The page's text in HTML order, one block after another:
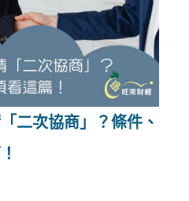
二次協商」？條件、